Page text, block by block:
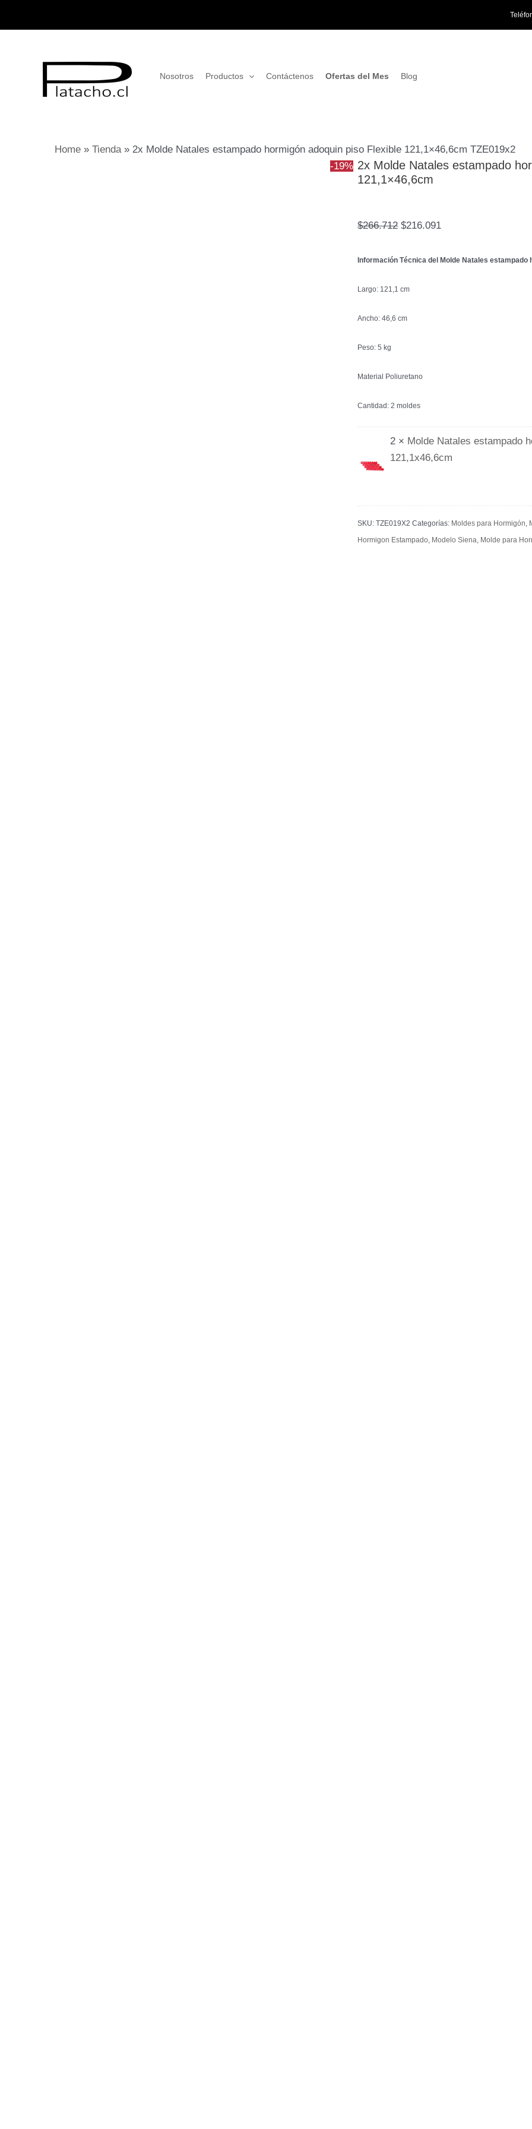
Nosotros Productos Contáctenos Ofertas del Mes Blog
Home » Tienda» 2x Molde Natales estampado hormigón adoquin piso Flexible 121,1×46,6cm TZE019x2
-19% 2x Molde Natales estampado
121,1×46,6cm
$266.712
$266.712.
$216.091
Información Técnica del Molde Natales estampado
Largo: 121,1 cm
Ancho: 46,6 cm
Peso: 5 kg
Material Poliuretano
Cantidad: 2 moldes
2 × Molde Natales estampado
121,1x46,6cm
SKU:TZE019X2 Categorías: Moldes para Hormigón,
Hormigon Estampado, Modelo Siena, Molde para